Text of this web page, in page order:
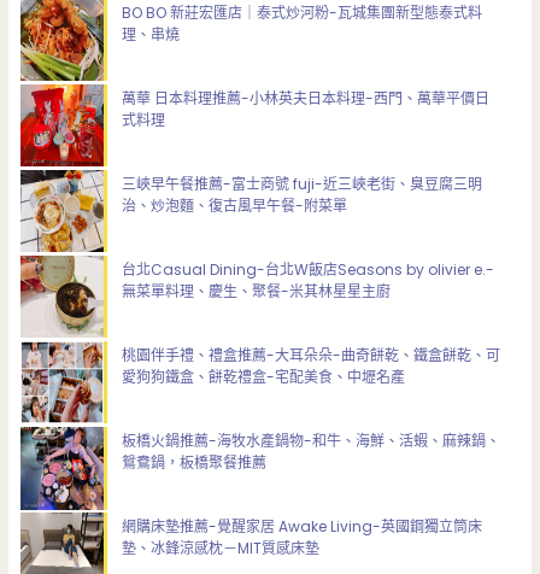
BO BO 新莊宏匯店｜泰式炒河粉-瓦城集團新型態泰式料
理、串燒
萬華 日本料理推薦-小林英夫日本料理-西門、萬華平價日
式料理
三峽早午餐推薦-富士商號 fuji-近三峽老街、臭豆腐三明
治、炒泡麵、復古風早午餐-附菜單
台北Casual Dining-台北W飯店Seasons by olivier e.-
無菜單料理、慶生、聚餐-米其林星星主廚
桃園伴手禮、禮盒推薦-大耳朵朵-曲奇餅乾、鐵盒餅乾、可
愛狗狗鐵盒、餅乾禮盒-宅配美食、中壢名產
板橋火鍋推薦-海牧水產鍋物-和牛、海鮮、活蝦、麻辣鍋、
鴛鴦鍋，板橋聚餐推薦
網購床墊推薦-覺醒家居 Awake Living-英國鋼獨立筒床
墊、冰鋒涼感枕－MIT質感床墊